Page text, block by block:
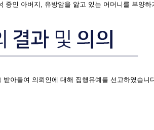
중인 아버지, 유방암을 앓고 있는 어머니를 부양
아들여 의뢰인에 대해 집행유예를 선고하였습니